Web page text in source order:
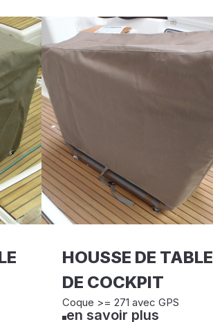
HOUSSE DE TABLE
DE COCKPIT
Coque >= 271 avec GPS
en savoir plus